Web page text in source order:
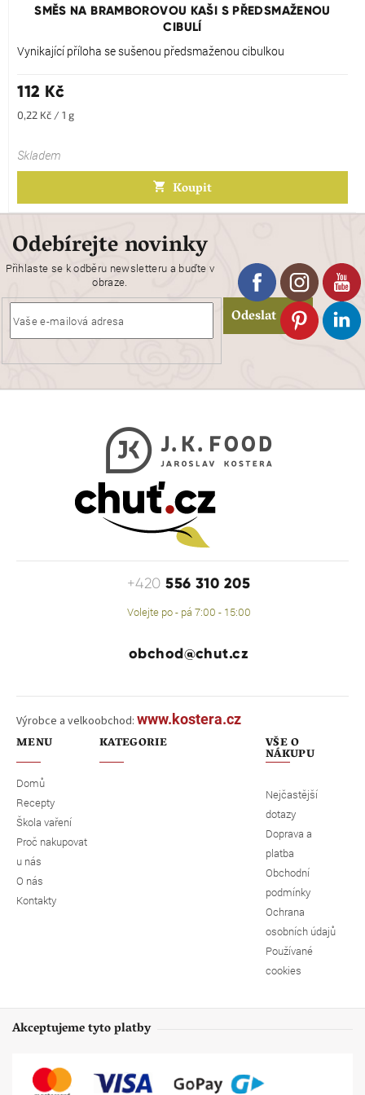
SMĚS NA BRAMBOROVOU KAŠI S PŘEDSMAŽENOU
CIBULÍ
z
Vynikající příloha se sušenou předsmaženou cibulkou
112 Kč
Měrná
0,22 Kč / 1 g
Skladem
Koupit
Odebírejte novinky
Přihlaste se k odběru newsletteru a buďte v
obraze.
Odeslat
+420556 310 205
Volejte po - pá 7:00 - 15:00
obchod@chut.cz
Výrobce a velkoobchod: www.kostera.cz
MENU
Domů
Recepty
Škola vaření
Proč nakupovat
u nás
O nás
Kontakty
KATEGORIE VŠE O
NÁKUPU
Nejčastější
dotazy
Doprava a
platba
Obchodní
podmínky
Ochrana
osobních údajů
Používané
cookies
Akceptujeme tyto platby